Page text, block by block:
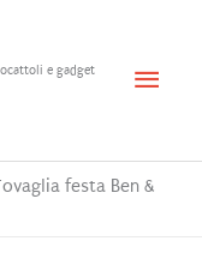
e gadget
Menu
festa Ben &